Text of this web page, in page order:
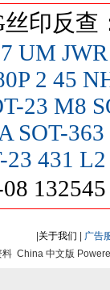
丝印反
UM JWR
2 45
23 M8
SOT-363
23 431 L2
132545
关于我们
广告
料 China 中文版